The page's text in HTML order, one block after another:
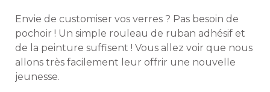
Envie de customiser vos verres ? Pas besoin de
pochoir ! Un simple rouleau de ruban adhésif et
de la peinture suffisent ! Vous allez voir que nous
allons très facilement leur offrir une nouvelle
jeunesse.